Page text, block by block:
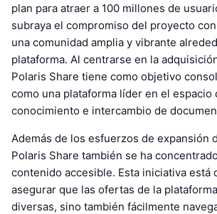
plan para atraer a 100 millones de
subraya el compromiso del proyecto
una comunidad amplia y vibrante
plataforma. Al centrarse en la
Polaris Share tiene como objetivo
como una plataforma líder en el espacio
conocimiento e intercambio de
Además de los esfuerzos de expansión
Polaris Share también se ha
contenido accesible. Esta iniciativa está
asegurar que las ofertas de la
diversas, sino también fácilmente